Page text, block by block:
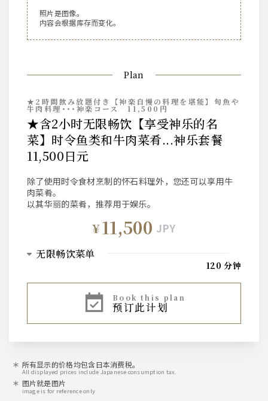
照片是图像。
内容会根据库存而变化。
Plan
★2時間飲み放題付き【神楽自慢の料理を堪能】旬魚や
牛肉料理･･･神楽コース 11,500円
★含2小时无限畅饮【享受神乐的名
菜】时令鱼类和牛肉菜肴...神乐套餐
11,500日元
除了使用时令食材烹制的怀石料理外，您还可以享用牛
肉菜肴。
以其华丽的菜肴，推荐用于娱乐。
¥11,500 JPY
无限畅饮菜单
120 分钟
三得利优质麦芽、生啤酒
鸡尾酒
book this plan
预订此计划
所有显示的价格均包含日本消费税。
All displayed prices include Japanese consumption tax.
图片就是图片
image is for reference only